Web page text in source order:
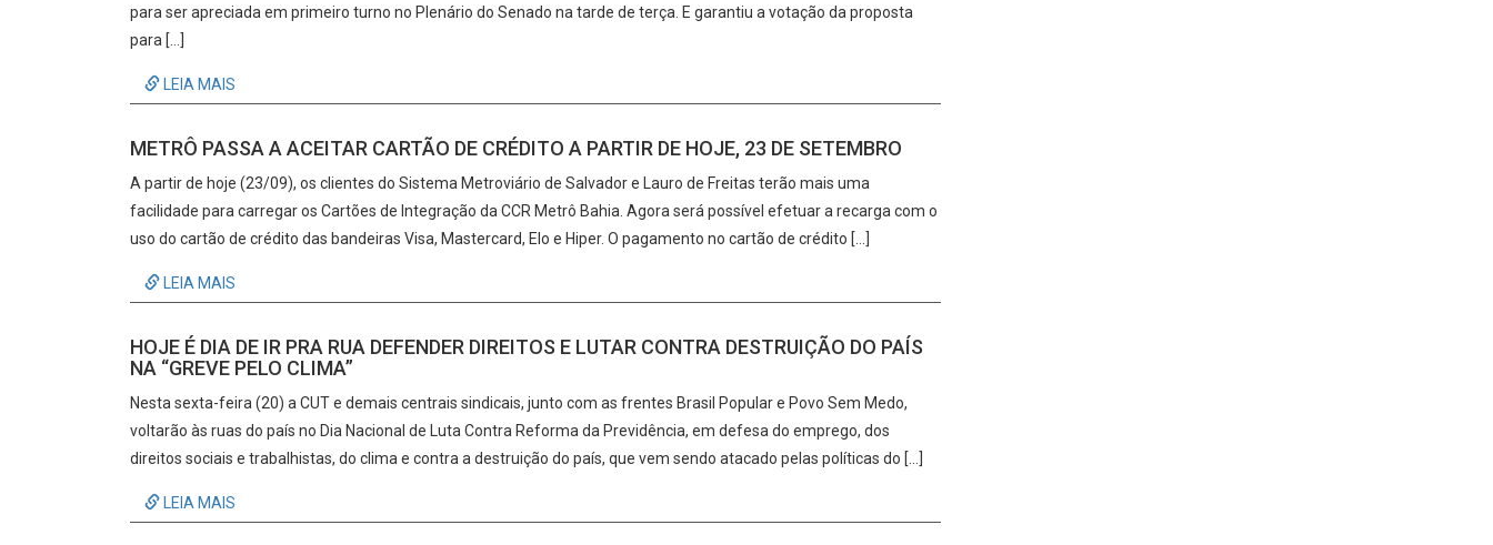
para ser apreciada em primeiro turno no Plenário do Senado na tarde de terça. E garantiu a votação da proposta
para […]
LEIA MAIS
METRÔ PASSA A ACEITAR CARTÃO DE CRÉDITO A PARTIR DE HOJE, 23 DE SETEMBRO
A partir de hoje (23/09), os clientes do Sistema Metroviário de Salvador e Lauro de Freitas terão mais uma
facilidade para carregar os Cartões de Integração da CCR Metrô Bahia. Agora será possível efetuar a recarga com o
uso do cartão de crédito das bandeiras Visa, Mastercard, Elo e Hiper. O pagamento no cartão de crédito […]
LEIA MAIS
HOJE É DIA DE IR PRA RUA DEFENDER DIREITOS E LUTAR CONTRA DESTRUIÇÃO DO PAÍS
NA “GREVE PELO CLIMA”
Nesta sexta-feira (20) a CUT e demais centrais sindicais, junto com as frentes Brasil Popular e Povo Sem Medo,
voltarão às ruas do país no Dia Nacional de Luta Contra Reforma da Previdência, em defesa do emprego, dos
direitos sociais e trabalhistas, do clima e contra a destruição do país, que vem sendo atacado pelas políticas do […]
LEIA MAIS